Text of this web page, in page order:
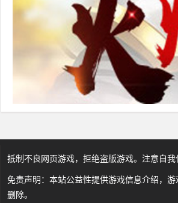
抵制不良网页游戏，拒绝盗版游戏。注意自
免责声明：本站公益性提供游戏信息介绍，
删除。